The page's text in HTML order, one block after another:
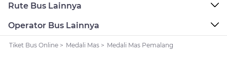
Rute Bus Lainnya
Operator Bus Lainnya
Tiket Bus Online > Medali Mas > Medali Mas Pemalang